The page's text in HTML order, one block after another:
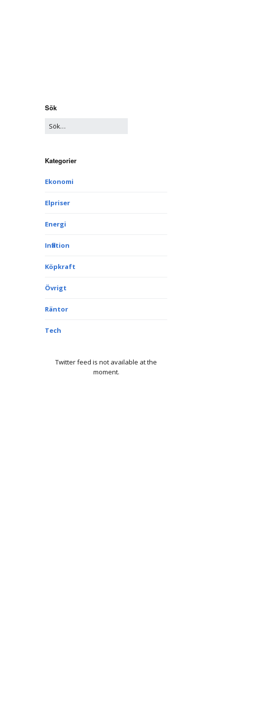
Sök
Kategorier
Ekonomi
Elpriser
Energi
Inflation
Köpkraft
Övrigt
Räntor
Tech
Twitter feed is not available at the
moment.